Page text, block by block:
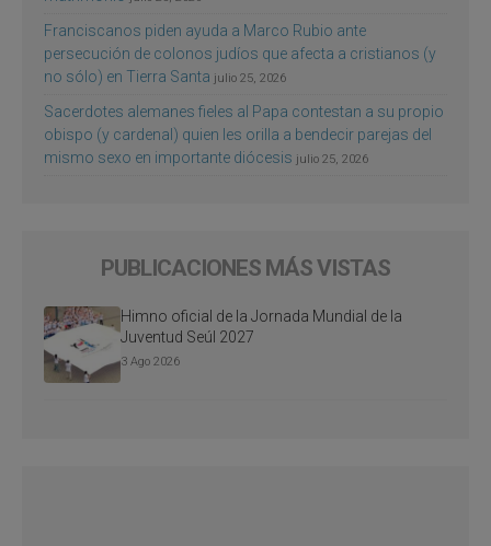
Franciscanos piden ayuda a Marco Rubio ante
persecución de colonos judíos que afecta a cristianos (y
no sólo) en Tierra Santa julio 25, 2026
Sacerdotes alemanes fieles al Papa contestan a su propio
obispo (y cardenal) quien les orilla a bendecir parejas del
mismo sexo en importante diócesis julio 25, 2026
PUBLICACIONES MÁS VISTAS
Himno oficial de la Jornada Mundial de la
Juventud Seúl 2027
3 Ago 2026